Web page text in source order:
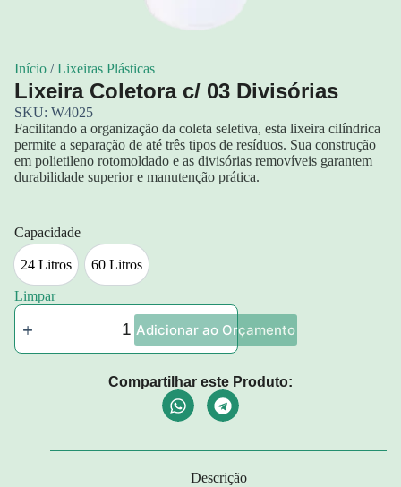
Início /Lixeiras Plásticas
Lixeira Coletora c/ 03 Divisórias
SKU: W4025
Facilitando a organização da coleta seletiva, esta lixeira cilíndrica
permite a separação de até três tipos de resíduos. Sua construção
em polietileno rotomoldado e as divisórias removíveis garantem
durabilidade superior e manutenção prática.
Capacidade
24 Litros24 Litros60 Litros
60 Litros
Limpar
Adicionar ao Orçamento
Compartilhar este Produto:
Descrição